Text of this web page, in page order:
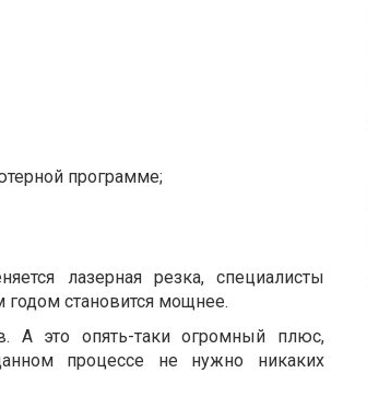
программе;
лазерная резка, специалисты
становится мощнее.
А это опять-таки огромный плюс,
процессе не нужно никаких